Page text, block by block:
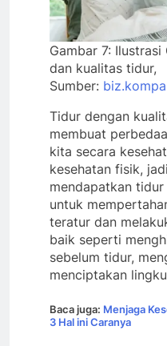
Gambar 7:
dan kualitas tidur,
Sumber:
Tidur dengan
membuat
kita secara
kesehatan fisik,
mendapatkan
untuk
teratur dan
baik seperti
sebelum tidur,
menciptakan
Baca juga: Menjaga
3 Hal ini Caranya